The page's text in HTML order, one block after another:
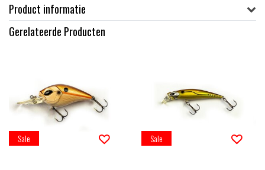
Product informatie
Gerelateerde Producten
Sale Sale